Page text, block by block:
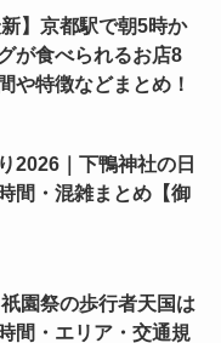
新】京都駅で朝5時か
が食べられるお店8
や特徴などまとめ！
2026｜下鴨神社の日
間・混雑まとめ【御
祇園祭の歩行者天国は
間・エリア・交通規